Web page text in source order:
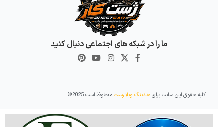
ما را در شبکه های اجتماعی دنبال کنید
کلیه حقوق این سایت برایهلدینگ ویلا رستمحفوظ است 2025©